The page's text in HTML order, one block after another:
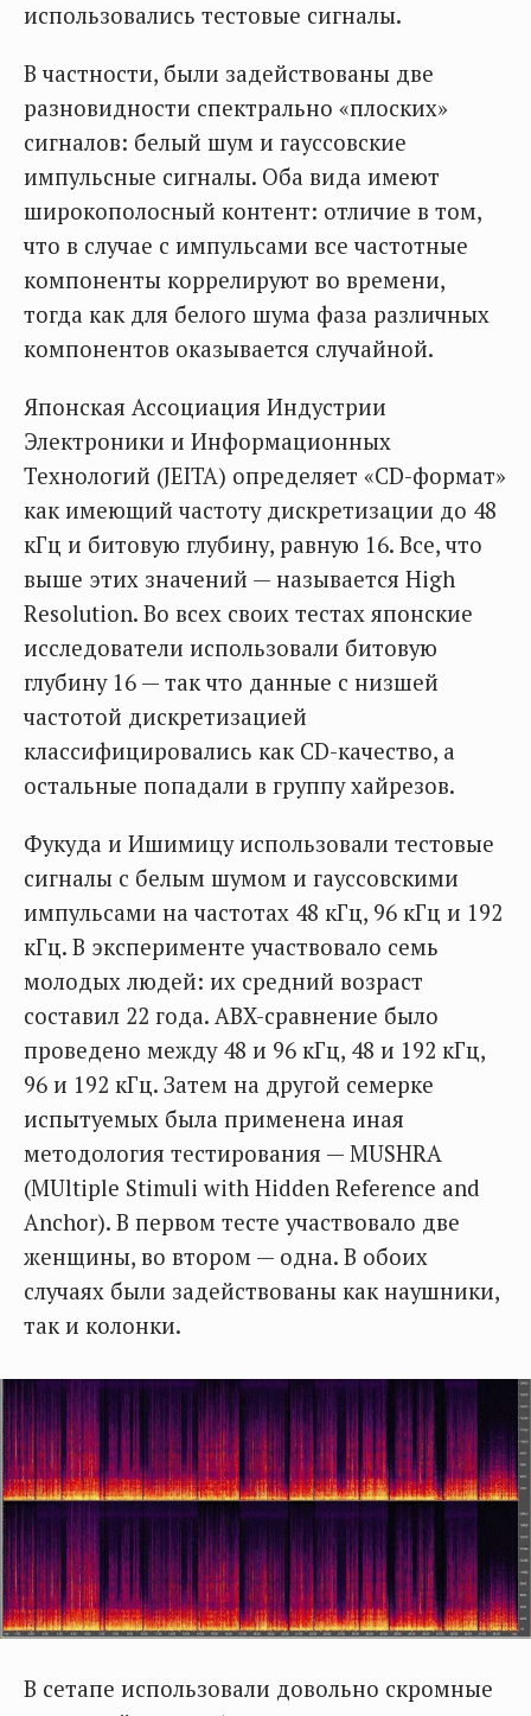
использовались тестовые сигналы.
В частности, были задействованы две
разновидности спектрально «плоских»
сигналов: белый шум и гауссовские
импульсные сигналы. Оба вида имеют
широкополосный контент: отличие в том,
что в случае с импульсами все частотные
компоненты коррелируют во времени,
тогда как для белого шума фаза различных
компонентов оказывается случайной.
Японская Ассоциация Индустрии
Электроники и Информационных
Технологий (JEITA) определяет «CD-формат»
как имеющий частоту дискретизации до 48
кГц и битовую глубину, равную 16. Все, что
выше этих значений — называется High
Resolution. Во всех своих тестах японские
исследователи использовали битовую
глубину 16 — так что данные с низшей
частотой дискретизацией
классифицировались как CD-качество, а
остальные попадали в группу хайрезов.
Фукуда и Ишимицу использовали тестовые
сигналы с белым шумом и гауссовскими
импульсами на частотах 48 кГц, 96 кГц и 192
кГц. В эксперименте участвовало семь
молодых людей: их средний возраст
составил 22 года. ABX-сравнение было
проведено между 48 и 96 кГц, 48 и 192 кГц,
96 и 192 кГц. Затем на другой семерке
испытуемых была применена иная
методология тестирования — MUSHRA
(MUltiple Stimuli with Hidden Reference and
Anchor). В первом тесте участвовало две
женщины, во втором — одна. В обоих
случаях были задействованы как наушники,
так и колонки.
В сетапе использовали довольно скромные